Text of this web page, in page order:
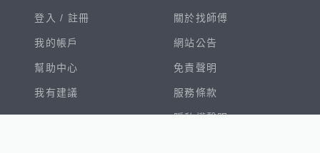
登入 / 註冊
我的帳戶
幫助中心
我有建議
關於找師傅
網站公告
免責聲明
服務條款
隱私權聲明